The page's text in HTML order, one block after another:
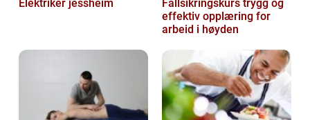
Elektriker jessheim
Fallsikringskurs trygg og
effektiv opplæring for
arbeid i høyden